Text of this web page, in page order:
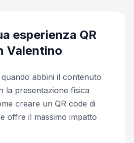
esperienza QR
Valentino
quando abbini il contenuto
la presentazione fisica
creare un QR code di
offre il massimo impatto